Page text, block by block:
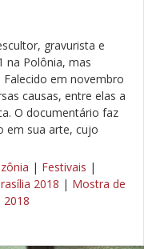
gravurista e
na Polônia, mas
em novembro
causas, entre elas a
O documentário faz
em sua arte, cujo
| Festivais |
2018 | Mostra de
2018